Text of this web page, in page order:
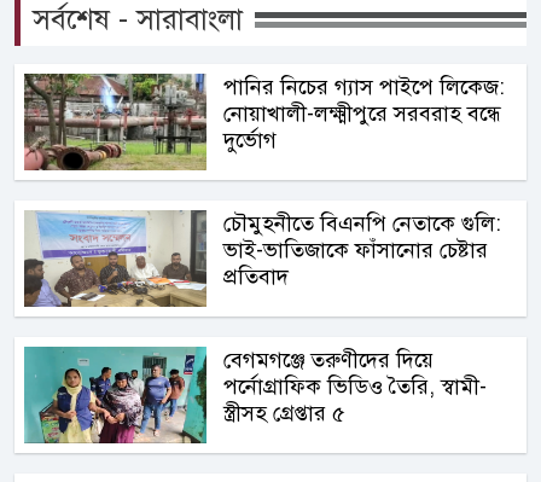
সর্বশেষ - সারাবাংলা
পানির নিচের গ্যাস পাইপে লিকেজ:
নোয়াখালী-লক্ষ্মীপুরে সরবরাহ বন্ধে
দুর্ভোগ
চৌমুহনীতে বিএনপি নেতাকে গুলি:
ভাই-ভাতিজাকে ফাঁসানোর চেষ্টার
প্রতিবাদ
বেগমগঞ্জে তরুণীদের দিয়ে
পর্নোগ্রাফিক ভিডিও তৈরি, স্বামী-
স্ত্রীসহ গ্রেপ্তার ৫